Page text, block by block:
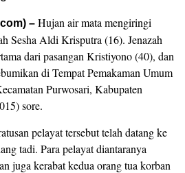
– Hujan air mata mengiringi
Sesha Aldi Krisputra (16). Jenazah
dari pasangan Kristiyono (40), dan
di Tempat Pemakaman Umum
Purwosari, Kabupaten
sore.
pelayat tersebut telah datang ke
tadi. Para pelayat diantaranya
juga kerabat kedua orang tua korban